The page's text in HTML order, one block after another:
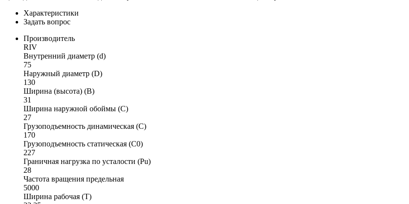
Характеристики
Задать вопрос
Производитель
RIV
Внутренний диаметр (d)
75
Наружный диаметр (D)
130
Ширина (высота) (B)
31
Ширина наружной обоймы (C)
27
Грузоподъемность динамическая (C)
170
Грузоподъемность статическая (C0)
227
Граничная нагрузка по усталости (Pu)
28
Частота вращения предельная
5000
Ширина рабочая (T)